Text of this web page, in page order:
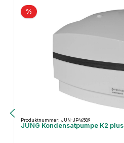
%
Produktnummer: JUN-JP46589
JUNG Kondensatpumpe K2 plus